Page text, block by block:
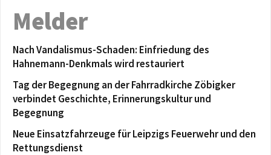
Melder
Nach Vandalismus-Schaden: Einfriedung des
Hahnemann-Denkmals wird restauriert
Tag der Begegnung an der Fahrradkirche Zöbigker
verbindet Geschichte, Erinnerungskultur und
Begegnung
Neue Einsatzfahrzeuge für Leipzigs Feuerwehr und den
Rettungsdienst